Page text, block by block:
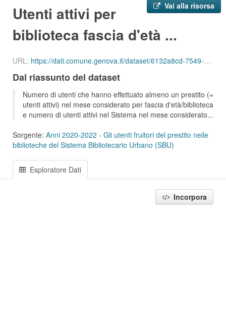
Vai alla risorsa
Utenti attivi per
biblioteca fascia d'età ...
URL: https://dati.comune.genova.it/dataset/6132a8cd-7549-4c9d-8613-d075f5f547d2/resource/67d61b02-d312-4147-8249-e6a2d8c00495/download/ute_attivi_fet_06_10_bib_sbu_01_202112.csv
Dal riassunto del dataset
Numero di utenti che hanno effettuato almeno un prestito (=
utenti attivi) nel mese considerato per fascia d'età/biblioteca
e numero di utenti attivi nel Sistema nel mese considerato...
Sorgente: Anni 2020-2022 - Gli utenti fruitori del prestito nelle
biblioteche del Sistema Bibliotecario Urbano (SBU)
Esploratore Dati
Incorpora